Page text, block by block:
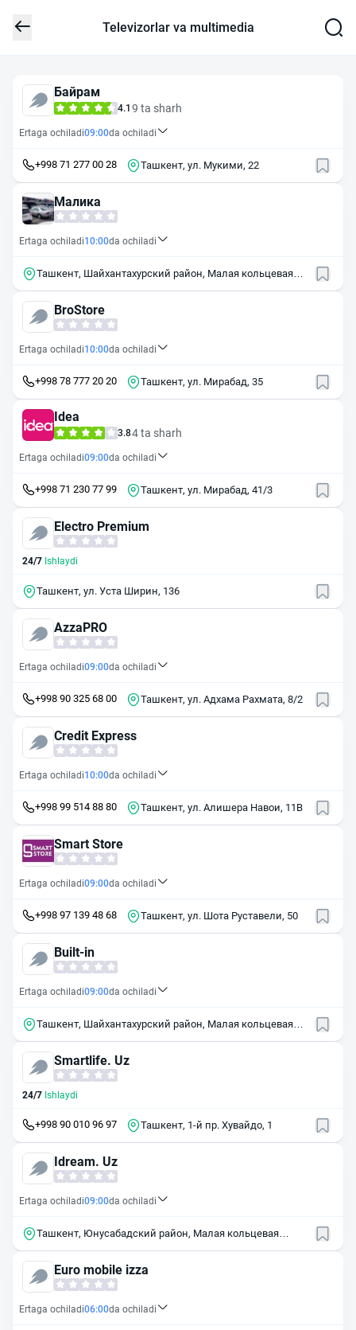
Televizorlar va multimedia
Байрам
4.1 9 ta sharh
Ertaga ochiladi09:00da ochiladi
+998 71 277 00 28 Ташкент, ул. Мукими, 22
Малика
Ertaga ochiladi10:00da ochiladi
Ташкент, Шайхантахурский район, Малая кольцевая
BroStore
Ertaga ochiladi10:00da ochiladi
+998 78 777 20 20 Ташкент, ул. Мирабад, 35
Idea
3.84 ta sharh
Ertaga ochiladi09:00da ochiladi
+998 71 230 77 99 Ташкент, ул. Мирабад, 41/3
Electro Premium
24/7 Ishlaydi
Ташкент, ул. Уста Ширин, 136
AzzaPRO
Ertaga ochiladi09:00da ochiladi
+998 90 325 68 00 Ташкент, ул. Адхама Рахмата, 8/2
Credit Express
Ertaga ochiladi10:00da ochiladi
+998 99 514 88 80 Ташкент, ул. Алишера Навои, 11В
Smart Store
Ertaga ochiladi09:00da ochiladi
+998 97 139 48 68 Ташкент, ул. Шота Руставели, 50
Built-in
Ertaga ochiladi09:00da ochiladi
Ташкент, Шайхантахурский район, Малая кольцевая
Smartlife. Uz
24/7 Ishlaydi
+998 90 010 96 97 Ташкент, 1-й пр. Хувайдо, 1
Idream. Uz
Ertaga ochiladi09:00da ochiladi
Ташкент, Юнусабадский район, Малая кольцевая
Euro mobile izza
Ertaga ochiladi06:00da ochiladi